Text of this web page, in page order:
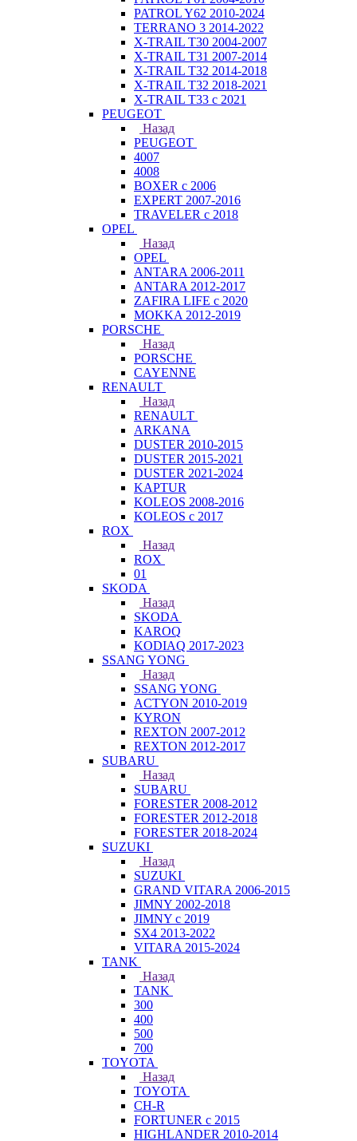
PATROL Y62 2010-2024
TERRANO 3 2014-2022
X-TRAIL T30 2004-2007
X-TRAIL T31 2007-2014
X-TRAIL T32 2014-2018
X-TRAIL T32 2018-2021
X-TRAIL T33 с 2021
PEUGEOT
Назад
PEUGEOT
4007
4008
BOXER с 2006
EXPERT 2007-2016
TRAVELER с 2018
OPEL
Назад
OPEL
ANTARA 2006-2011
ANTARA 2012-2017
ZAFIRA LIFE с 2020
MOKKA 2012-2019
PORSCHE
Назад
PORSCHE
CAYENNE
RENAULT
Назад
RENAULT
ARKANA
DUSTER 2010-2015
DUSTER 2015-2021
DUSTER 2021-2024
KAPTUR
KOLEOS 2008-2016
KOLEOS с 2017
ROX
Назад
ROX
01
SKODA
Назад
SKODA
KAROQ
KODIAQ 2017-2023
SSANG YONG
Назад
SSANG YONG
ACTYON 2010-2019
KYRON
REXTON 2007-2012
REXTON 2012-2017
SUBARU
Назад
SUBARU
FORESTER 2008-2012
FORESTER 2012-2018
FORESTER 2018-2024
SUZUKI
Назад
SUZUKI
GRAND VITARA 2006-2015
JIMNY 2002-2018
JIMNY с 2019
SX4 2013-2022
VITARA 2015-2024
TANK
Назад
TANK
300
400
500
700
TOYOTA
Назад
TOYOTA
CH-R
FORTUNER с 2015
HIGHLANDER 2010-2014